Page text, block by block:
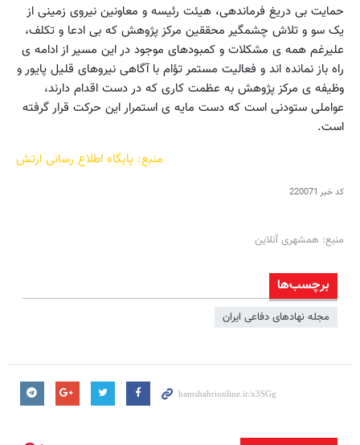
حمایت بی دریغ فرماندهی، هیئت رئیسه و معاونین نیروی زمینی از
یک سو و تلاش چشمگیر محققین مرکز پژوهش که بی ادعا و تکلف،
علیرغم همه ی مشکلات و کمبودهای موجود در این مسیر از ادامه ی
راه باز نمانده اند و فعالیت مستمر تؤام با آگاهی نیروهای قلیل پایور و
وظیفه ی مرکز پژوهش به عظمت کاری که در دست اقدام دارند،
عواملی ستودنی است که دست مایه ی استمرار این حرکت قرار گرفته
است.
منبع: پایگاه اطلاع رسانی ارتش
کد خبر 220071
منبع: همشهری آنلاین
برچسب‌ها
مجله نهادهای دفاعی ایران